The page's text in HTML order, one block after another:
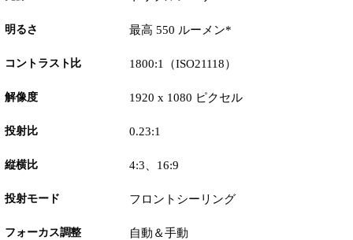
明るさ 最高 550 ルーメン*
コントラスト比 1800:1（ISO21118）
解像度 1920 x 1080 ピクセル
投射比 0.23:1
縦横比 4:3、16:9
投射モード フロントシーリング
フォーカス調整 自動＆手動